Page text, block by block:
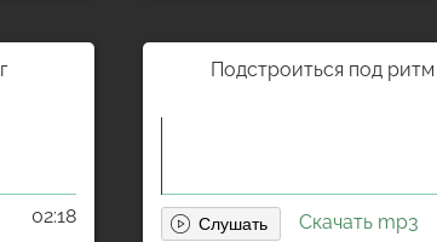
02:18
Подстроиться под
Скачать mp3